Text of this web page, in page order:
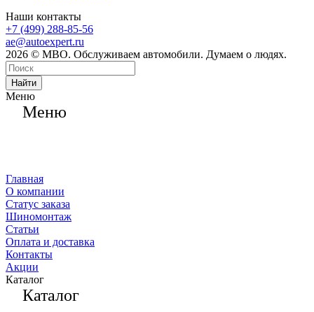
Наши контакты
+7 (499) 288-85-56
ae@autoexpert.ru
2026 © МВО. Обслуживаем автомобили. Думаем о людях.
Найти
Меню
Меню
Главная
О компании
Статус заказа
Шиномонтаж
Статьи
Оплата и доставка
Контакты
Акции
Каталог
Каталог